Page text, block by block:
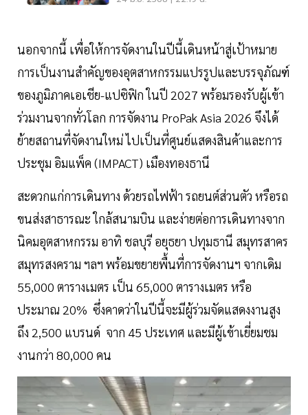
นอกจากนี้ เพื่อให้การจัดงานในปีนี้เดินหน้าสู่เป้าหมาย
การเป็นงานสำคัญของอุตสาหกรรมแปรรูปและบรรจุภัณฑ์
ของภูมิภาคเอเชีย-แปซิฟิก ในปี 2027 พร้อมรองรับผู้เข้า
ร่วมงานจากทั่วโลก การจัดงาน ProPak Asia 2026 จึงได้
ย้ายสถานที่จัดงานใหม่ ไปเป็นที่ศูนย์แสดงสินค้าและการ
ประชุม อิมแพ็ค (IMPACT) เมืองทองธานี
สะดวกแก่การเดินทาง ด้วยรถไฟฟ้า รถยนต์ส่วนตัว หรือรถ
ขนส่งสาธารณะ ใกล้สนามบิน และง่ายต่อการเดินทางจาก
นิคมอุตสาหกรรม อาทิ ชลบุรี อยุธยา ปทุมธานี สมุทรสาคร
สมุทรสงคราม ฯลฯ พร้อมขยายพื้นที่การจัดงานฯ จากเดิม
55,000 ตารางเมตร เป็น 65,000 ตารางเมตร หรือ
ประมาณ 20% ซึ่งคาดว่าในปีนี้จะมีผู้ร่วมจัดแสดงงานสูง
ถึง 2,500 แบรนด์ จาก 45 ประเทศ และมีผู้เข้าเยี่ยมชม
งานกว่า 80,000 คน